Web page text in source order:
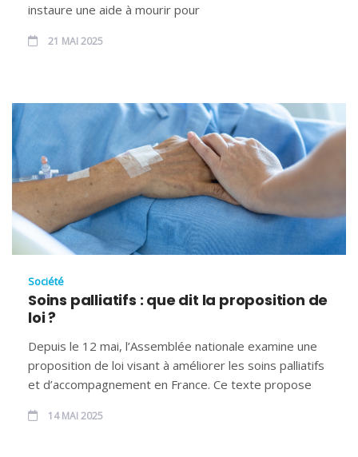
instaure une aide à mourir pour
21 MAI 2025
Société
Soins palliatifs : que dit la proposition de
loi ?
Depuis le 12 mai, l’Assemblée nationale examine une
proposition de loi visant à améliorer les soins palliatifs
et d’accompagnement en France. Ce texte propose
14 MAI 2025